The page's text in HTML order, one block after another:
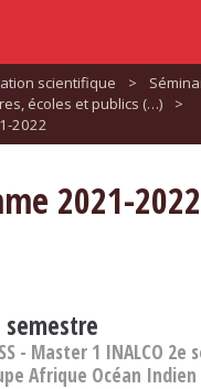
scientifique >
écoles et publics (…)
>
2022
2021-2022
- Master 1 INALCO 2e
Afrique Océan Indien